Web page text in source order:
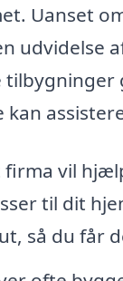
Uanset
udvidelse
firma vil
til dit
så du får